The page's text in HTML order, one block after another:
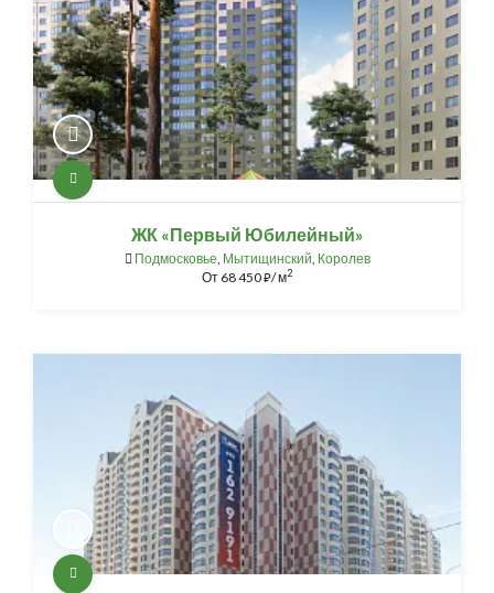
ЖК «Первый Юбилейный»
Подмосковье Мытищинский Королев
От 68 450⃏/ м2